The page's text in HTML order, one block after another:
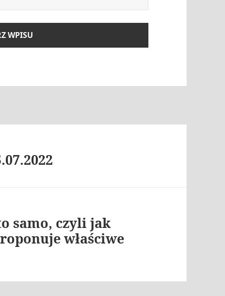
samo, czyli jak
właściwe